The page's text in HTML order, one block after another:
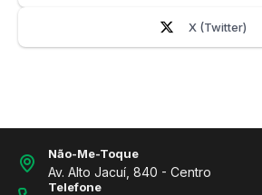
X (Twitter)
Não-Me-Toque
Av. Alto Jacuí, 840 - Centro
Telefone